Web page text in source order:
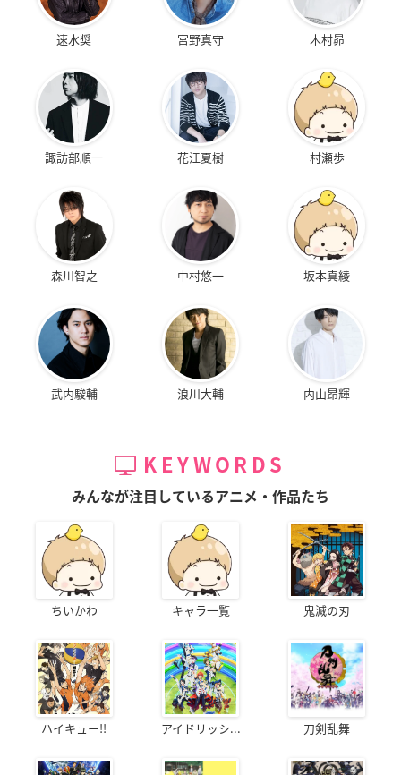
速水奨 宮野真守 木村昴
諏訪部順一 花江夏樹 村瀬歩
森川智之 中村悠一 坂本真綾
武内駿輔 浪川大輔 内山昂輝
KEYWORDS
みんなが注目しているアニメ・作品たち
ちいかわ キャラ一覧 鬼滅の刃
ハイキュー!! アイドリッシ... 刀剣乱舞